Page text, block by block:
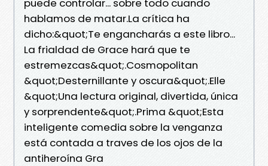
puede controlar... sobre todo cuando
hablamos de matar.La crítica ha
dicho:&quot;Te engancharás a este libro...
La frialdad de Grace hará que te
estremezcas&quot;.Cosmopolitan
&quot;Desternillante y oscura&quot;.Elle
&quot;Una lectura original, divertida, única
y sorprendente&quot;.Prima &quot;Esta
inteligente comedia sobre la venganza
está contada a traves de los ojos de la
antiheroína Gra